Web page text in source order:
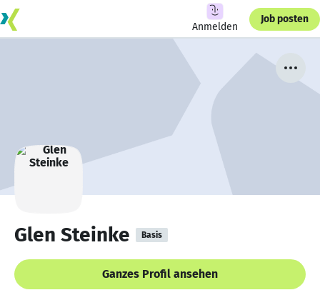
Anmelden
Job posten
Glen Steinke Basis
Ganzes Profil ansehen